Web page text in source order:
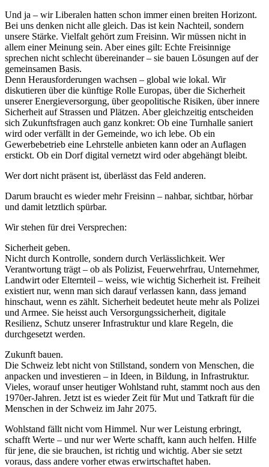
Und ja – wir Liberalen hatten schon immer einen breiten Horizont.
Bei uns denken nicht alle gleich. Das ist kein Nachteil, sondern
unsere Stärke. Vielfalt gehört zum Freisinn. Wir müssen nicht in
allem einer Meinung sein. Aber eines gilt: Echte Freisinnige
sprechen nicht schlecht übereinander – sie bauen Lösungen auf der
gemeinsamen Basis.
Denn Herausforderungen wachsen – global wie lokal. Wir
diskutieren über die künftige Rolle Europas, über die Sicherheit
unserer Energieversorgung, über geopolitische Risiken, über innere
Sicherheit auf Strassen und Plätzen. Aber gleichzeitig entscheiden
sich Zukunftsfragen auch ganz konkret: Ob eine Turnhalle saniert
wird oder verfällt in der Gemeinde, wo ich lebe. Ob ein
Gewerbebetrieb eine Lehrstelle anbieten kann oder an Auflagen
erstickt. Ob ein Dorf digital vernetzt wird oder abgehängt bleibt.
Wer dort nicht präsent ist, überlässt das Feld anderen.
Darum braucht es wieder mehr Freisinn – nahbar, sichtbar, hörbar
und damit letztlich spürbar.
Wir stehen für drei Versprechen:
Sicherheit geben.
Nicht durch Kontrolle, sondern durch Verlässlichkeit. Wer
Verantwortung trägt – ob als Polizist, Feuerwehrfrau, Unternehmer,
Landwirt oder Elternteil – weiss, wie wichtig Sicherheit ist. Freiheit
existiert nur, wenn man sich darauf verlassen kann, dass jemand
hinschaut, wenn es zählt. Sicherheit bedeutet heute mehr als Polizei
und Armee. Sie heisst auch Versorgungssicherheit, digitale
Resilienz, Schutz unserer Infrastruktur und klare Regeln, die
durchgesetzt werden.
Zukunft bauen.
Die Schweiz lebt nicht von Stillstand, sondern von Menschen, die
anpacken und investieren – in Ideen, in Bildung, in Infrastruktur.
Vieles, worauf unser heutiger Wohlstand ruht, stammt noch aus den
1970er-Jahren. Jetzt ist es wieder Zeit für Mut und Tatkraft für die
Menschen in der Schweiz im Jahr 2075.
Wohlstand fällt nicht vom Himmel. Nur wer Leistung erbringt,
schafft Werte – und nur wer Werte schafft, kann auch helfen. Hilfe
für jene, die sie brauchen, ist richtig und wichtig. Aber sie setzt
voraus, dass andere vorher etwas erwirtschaftet haben.